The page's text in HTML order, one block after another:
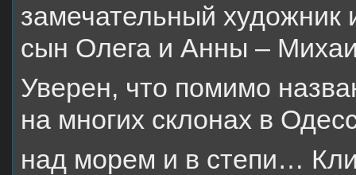
замечательный художник
сын Олега и Анны –
Уверен, что помимо
на многих склонах в
над морем и в степи…